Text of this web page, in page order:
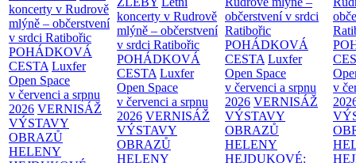
koncerty v Rudrově
mlýně – občerstvení
v srdci Ratibořic
POHÁDKOVÁ
CESTA Luxfer
Open Space
v červenci a srpnu
2026 VERNISÁŽ
VÝSTAVY
OBRAZŮ
HELENY
koncerty v Rudrově
mlýně – občerstvení
v srdci Ratibořic
POHÁDKOVÁ
CESTA Luxfer
Open Space
v červenci a srpnu
2026 VERNISÁŽ
VÝSTAVY
OBRAZŮ
HELENY
občerstvení v srdci
Ratibořic
POHÁDKOVÁ
CESTA Luxfer
Open Space
v červenci a srpnu
2026 VERNISÁŽ
VÝSTAVY
OBRAZŮ
HELENY
HEJDUKOVÉ:
v